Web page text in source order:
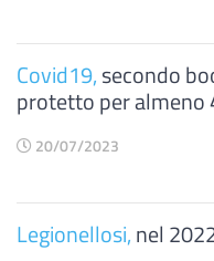
Covid19,secondo
protetto per almeno
20/07/2023
Legionellosi,nel